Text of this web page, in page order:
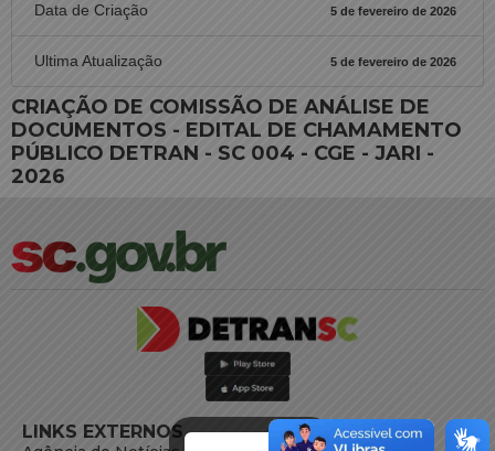
Data de Criação 5 de fevereiro de 2026
Ultima Atualização 5 de fevereiro de 2026
CRIAÇÃO DE COMISSÃO DE ANÁLISE DE
DOCUMENTOS - EDITAL DE CHAMAMENTO
PÚBLICO DETRAN - SC 004 - CGE - JARI -
2026
LINKS EXTERNOS